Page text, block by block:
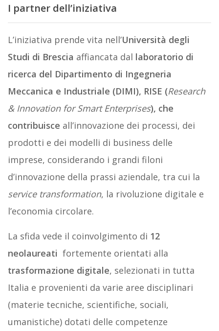
I partner dell’iniziativa
L’iniziativa prende vita nell’Università degli
Studi di Brescia affiancata dal laboratorio di
ricerca del Dipartimento di Ingegneria
Meccanica e Industriale (DIMI), RISE (Research
& Innovation for Smart Enterprises), che
contribuisce all’innovazione dei processi, dei
prodotti e dei modelli di business delle
imprese, considerando i grandi filoni
d’innovazione della prassi aziendale, tra cui la
service transformation, la rivoluzione digitale e
l’economia circolare.
La sfida vede il coinvolgimento di 12
neolaureati fortemente orientati alla
trasformazione digitale, selezionati in tutta
Italia e provenienti da varie aree disciplinari
(materie tecniche, scientifiche, sociali,
umanistiche) dotati delle competenze